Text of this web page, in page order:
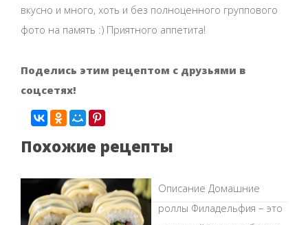
вкусно и много, хоть и без полноценного группового
фото на память :) Приятного аппетита!
Поделись этим рецептом с друзьями в
соцсетях!
Похожие рецепты
Описание Домашние
роллы Филадельфия – это